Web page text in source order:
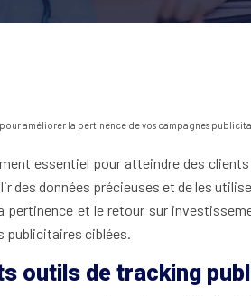
améliorer la pertinence de vos campagnes
essentiel pour atteindre des
des données précieuses et de les
pertinence et le retour sur
publicitaires ciblées.
outils de tracking